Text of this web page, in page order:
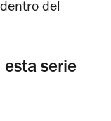
del
esta serie